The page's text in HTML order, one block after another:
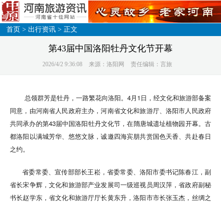
首页 >出行资讯 > 正文
第43届中国洛阳牡丹文化节开幕
2026/4/2 9:36:08 来源：洛阳网 责任编辑：言旅
总领群芳是牡丹，一路繁花向洛阳。4月1日，经文化和旅游部备案
同意，由河南省人民政府主办，河南省文化和旅游厅、洛阳市人民政府
共同承办的第43届中国洛阳牡丹文化节，在隋唐城遗址植物园开幕。古
都洛阳以满城芳华、悠悠文脉，诚邀四海宾朋共赏国色天香、共赴春日
之约。
省委常委、宣传部部长王崧，省委常委、洛阳市委书记陈春江，副
省长宋争辉，文化和旅游部产业发展司一级巡视员周汉萍，省政府副秘
书长赵学东，省文化和旅游厅厅长黄东升，洛阳市市长张玉杰，丝绸之